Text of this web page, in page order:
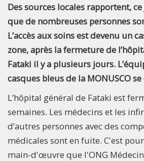
Des sources locales rapportent,
que de nombreuses personnes
L’accès aux soins est devenu un
zone, après la fermeture de
Fataki il y a plusieurs jours.
casques bleus de la MONUSCO
L’hôpital général de Fataki est
semaines. Les médecins et les
d’autres personnes avec des
médicales sont en fuite. C'est
main-d'œuvre que l'ONG